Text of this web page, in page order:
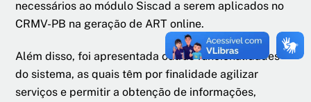
necessários ao módulo Siscad a serem aplicados no
CRMV-PB na geração de ART online.
Além disso, foi apresentada outras funcionalidades
do sistema, as quais têm por finalidade agilizar
serviços e permitir a obtenção de informações,